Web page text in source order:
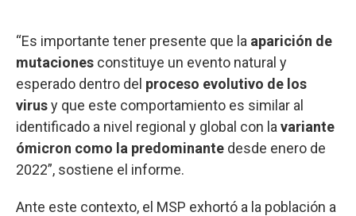
“Es importante tener presente que la aparición de
mutaciones constituye un evento natural y
esperado dentro del proceso evolutivo de los
virusy que este comportamiento es similar al
identificado a nivel regional y global con la variante
ómicron como la predominante desde enero de
2022”, sostiene el informe.
Ante este contexto, el MSP exhortó a la población a